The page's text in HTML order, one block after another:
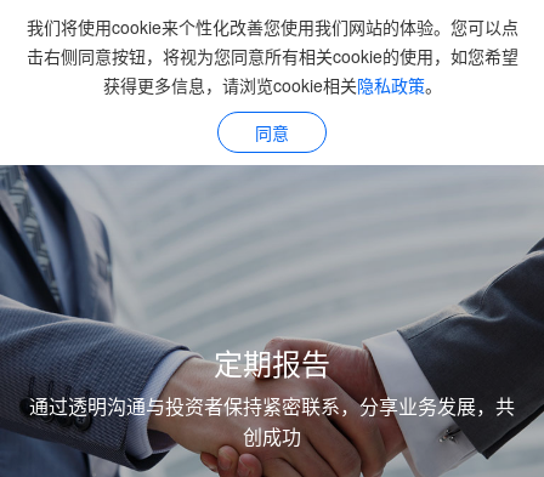
我们将使用cookie来个性化改善您使用我们网站的体验。您可以点
击右侧同意按钮，将视为您同意所有相关cookie的使用，如您希望
获得更多信息，请浏览cookie相关隐私政策。
同意
定期报告
通过透明沟通与投资者保持紧密联系，分享业务发展，共
创成功